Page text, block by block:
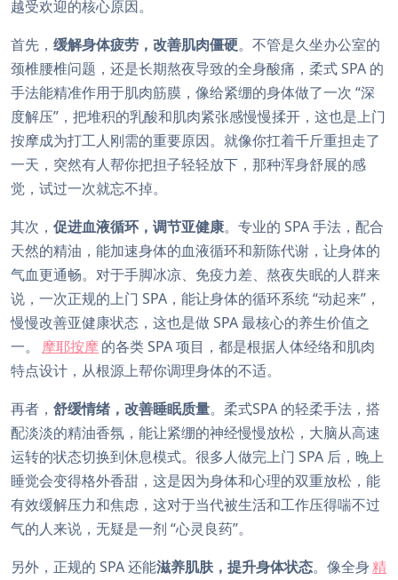
越受欢迎的核心原因。
首先， 缓解身体疲劳，改善肌肉僵硬。不管是久坐办公室的
颈椎腰椎问题，还是长期熬夜导致的全身酸痛，柔式 SPA 的
手法能精准作用于肌肉筋膜，像给紧绷的身体做了一次 “深
度解压”，把堆积的乳酸和肌肉紧张感慢慢揉开，这也是上门
按摩成为打工人刚需的重要原因。就像你扛着千斤重担走了
一天，突然有人帮你把担子轻轻放下，那种浑身舒展的感
觉，试过一次就忘不掉。
其次， 促进血液循环，调节亚健康。专业的 SPA 手法，配合
天然的精油，能加速身体的血液循环和新陈代谢，让身体的
气血更通畅。对于手脚冰凉、免疫力差、熬夜失眠的人群来
说，一次正规的上门 SPA，能让身体的循环系统 “动起来”，
慢慢改善亚健康状态，这也是做 SPA 最核心的养生价值之
一。
摩耶按摩 的各类 SPA 项目，都是根据人体经络和肌肉
特点设计，从根源上帮你调理身体的不适。
再者， 舒缓情绪，改善睡眠质量。柔式SPA 的轻柔手法，搭
配淡淡的精油香氛，能让紧绷的神经慢慢放松，大脑从高速
运转的状态切换到休息模式。很多人做完上门 SPA 后，晚上
睡觉会变得格外香甜，这是因为身体和心理的双重放松，能
有效缓解压力和焦虑，这对于当代被生活和工作压得喘不过
气的人来说，无疑是一剂 “心灵良药”。
另外，正规的 SPA 还能滋养肌肤，提升身体状态。像全身精